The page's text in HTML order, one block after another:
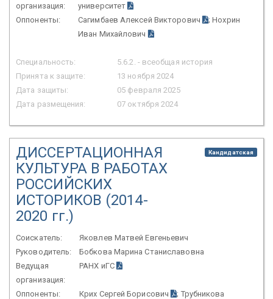
организация:
университет
Оппоненты:
Сагимбаев Алексей Викторович
; Нохрин
Иван Михайлович
Специальность:
5.6.2. - всеобщая история
Принята к защите:
13 ноября 2024
Дата защиты:
05 февраля 2025
Дата размещения:
07 октября 2024
ДИССЕРТАЦИОННАЯ
КУЛЬТУРА В РАБОТАХ
РОССИЙСКИХ
ИСТОРИКОВ (2014-
2020 гг.)
Кандидатская
Соискатель:
Яковлев Матвей Евгеньевич
Руководитель:
Бобкова Марина Станиславовна
Ведущая
организация:
РАНХ иГС
Оппоненты: Крих Сергей Борисович
; Трубникова